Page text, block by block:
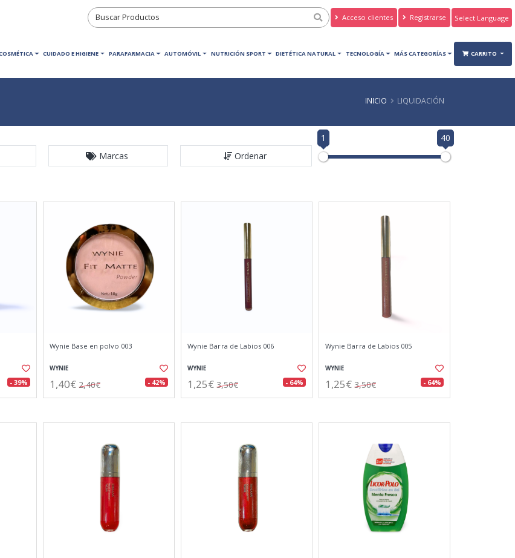
Acceso clientes Registrarse
Translate
CUIDADO E HIGIENE PARAFARMACIA AUTOMÓVIL NUTRICIÓN SPORT DIETÉTICA NATURAL TECNOLOGÍA MÁS CATEGORÍAS CARRITO
INICIO LIQUIDACIÓN
Marcas Ordenar
1 40
- 39%
Wynie Base en polvo 003
WYNIE
1,40€ 2,40€ - 42%
Wynie Barra de Labios 006
WYNIE
1,25€ 3,50€ - 64%
Wynie Barra de Labios 005
WYNIE
1,25€ 3,50€ - 64%